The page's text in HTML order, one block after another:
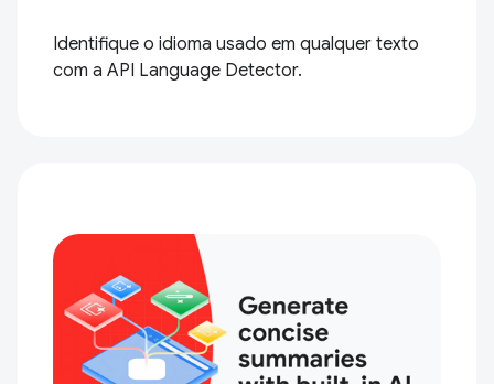
Identifique o idioma usado em qualquer texto
com a API Language Detector.